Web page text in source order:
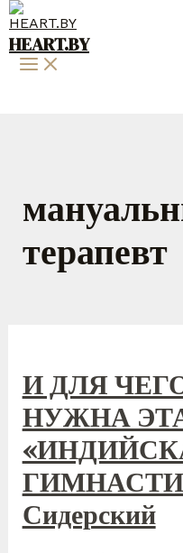
Перейти
содержимому
HEART.BY
Main
Menu
терапевт
И ДЛЯ
НУЖНА
Сидерский